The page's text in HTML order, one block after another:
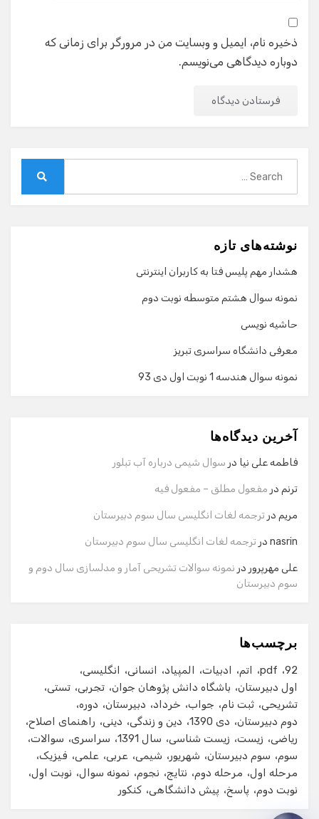
ذخیره نام، ایمیل و وبسایت من در مرورگر برای زمانی که
دوباره دیدگاهی می‌نویسم.
نوشته‌های تازه
هشدار مهم پلیس فتا به کاربران اینترنتی
نمونه سوال هشتم متوسطه نوبت دوم
حاشیه نویسی
معرفی دانشگاه سراسری تبریز
نمونه سوال هندسه 1 نوبت اول دی 93
آخرین دیدگاه‌ها
فاطمه علی نیا در سوال شیمی درباره آب تبلور
ترنم در مفعول مطلق – مفعول فیه
مریم در ترجمه لغات انگلیسی سال سوم دبیرستان
nasrin در ترجمه لغات انگلیسی سال سوم دبیرستان
علی مهرپرور در نمونه سوالات تشریحی آمار و مدلسازی سال دوم و
سوم دبیرستان
برچسب‌ها
92
pdf اتم ادبیات المپیاد انسانی
انگلیسی
اول دبیرستان
باشگاه دانش پژوهان جوان تجربی تستی
تشریحی ثبت نام جواب خرداد دبیرستان
دوره
دوم دبیرستان
دی 1390 دین و زندگی دینی
راهنمای اصلاح
ریاضی
زیست زیست شناسی سال 1391 سراسری
سوالات
سوم
سوم دبیرستان شهریور شیمی عربی علمی
فیزیک
مرحله اول
مرحله دوم نتایج نجوم نمونه سوال
نوبت اول
نوبت دوم
پاسخ پیش دانشگاهی کنکور
گفت‌وگو با دستیار هوشمند
سلام! برای شروع گفت‌وگو لطفاً شماره تماس یا ایمیل خود را
وارد کنید.
ایمیل